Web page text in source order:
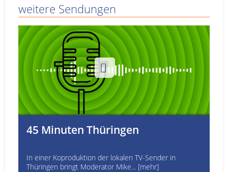
weitere Sendungen
45 Minuten Thüringen
In einer Koproduktion der lokalen TV-Sender in
Thüringen bringt Moderator Mike... [mehr]